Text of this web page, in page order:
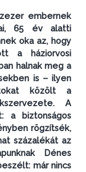
embernek
65 év alatti
oka az, hogy
a háziorvosi
halnak meg a
is – ilyen
közölt a
A
a biztonságos
rögzítsék,
százalékát az
Dénes
már nincs